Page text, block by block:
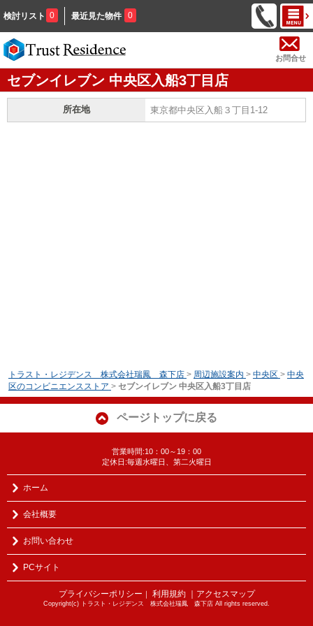
検討リスト 0 最近見た物件 0
お問合せ
セブンイレブン 中央区入船3丁目店
所在地 東京都中央区入船３丁目1-12
トラスト・レジデンス 株式会社瑞鳳 森下店 > 周辺施設案内 > 中央区 > 中央
区のコンビニエンスストア > セブンイレブン 中央区入船3丁目店
ページトップに戻る
営業時間:10：00～19：00
定休日:毎週水曜日、第二火曜日
ホーム
会社概要
お問い合わせ
PCサイト
プライバシーポリシー ｜ 利用規約 ｜アクセスマップ
Copyright(c) トラスト・レジデンス 株式会社瑞鳳 森下店 All rights reserved.